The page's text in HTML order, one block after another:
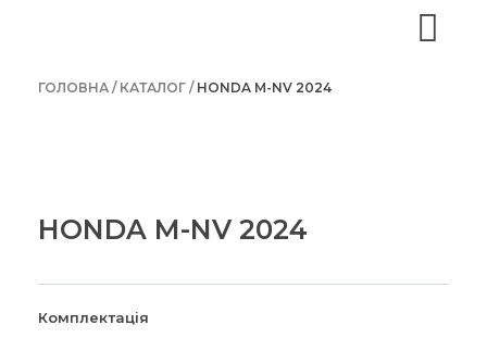
ГОЛОВНА / КАТАЛОГ / HONDA M-NV 2024
HONDA M-NV 2024
Комплектація